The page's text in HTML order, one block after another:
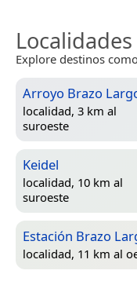
Explore destinos
Arroyo Brazo
localidad, 3 km al
suroeste
Keidel
localidad, 10 km al
suroeste
Estación Brazo
localidad, 11 km al